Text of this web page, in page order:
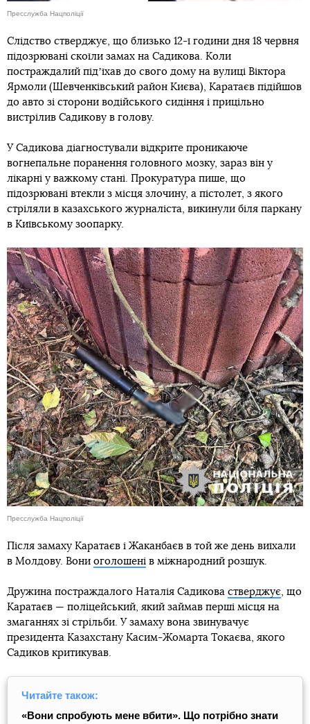
Пресслужба Нацполіції
Слідство стверджує, що близько 12-ї години дня 18 червня
підозрювані скоїли замах на Садикова. Коли
постраждалий підʼїхав до свого дому на вулиці Віктора
Ярмоли (Шевченківський район Києва), Каратаєв підійшов
до авто зі сторони водійського сидіння і прицільно
вистрілив Садикову в голову.
У Садикова діагностували відкрите проникаюче
вогнепальне поранення головного мозку, зараз він у
лікарні у важкому стані. Прокуратура пише, що
підозрювані втекли з місця злочину, а пістолет, з якого
стріляли в казахського журналіста, викинули біля паркану
в Київському зоопарку.
Пресслужба Нацполіції
Після замаху Каратаєв і Жаканбаєв в той же день виїхали
в Молдову. Вони оголошені в міжнародний розшук.
Дружина постраждалого Наталія Садикова стверджує , що
Каратаєв — поліцейський, який займав перші місця на
змаганнях зі стрільби. У замаху вона звинувачує
президента Казахстану Касим-Жомарта Токаєва, якого
Садиков критикував.
Читайте також:
«Вони спробують мене вбити». Що потрібно знати